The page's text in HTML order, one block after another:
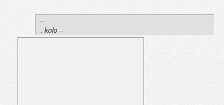
–
. kolo –